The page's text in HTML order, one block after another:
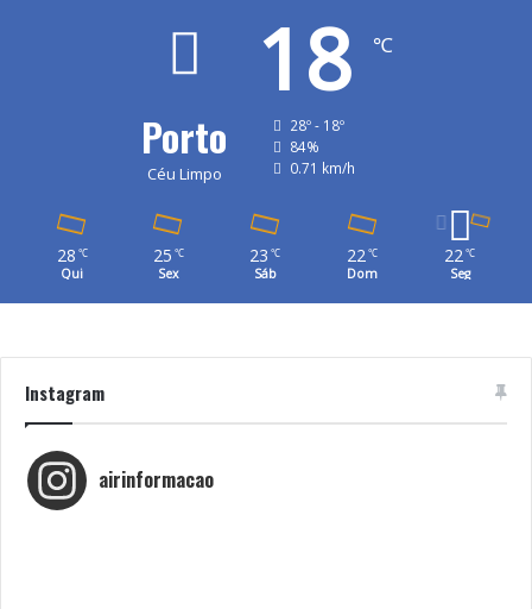
Porto
Céu Limpo
18 ℃
28º - 18º
84%
0.71 km/h
28 ℃
Qui
25 ℃
Sex
23 ℃
Sáb
22℃
Dom
22℃
Seg
Instagram
airinformacao